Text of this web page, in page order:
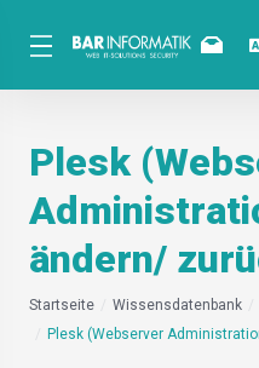
Plesk
ändern/
Startseite Wissensdatenbank
Plesk (Webserver